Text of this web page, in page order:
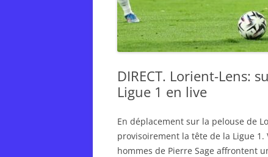
DIRECT. Lorient-Lens:
Ligue 1 en live
En déplacement sur la pelouse de
provisoirement la tête de la Ligue
hommes de Pierre Sage affrontent